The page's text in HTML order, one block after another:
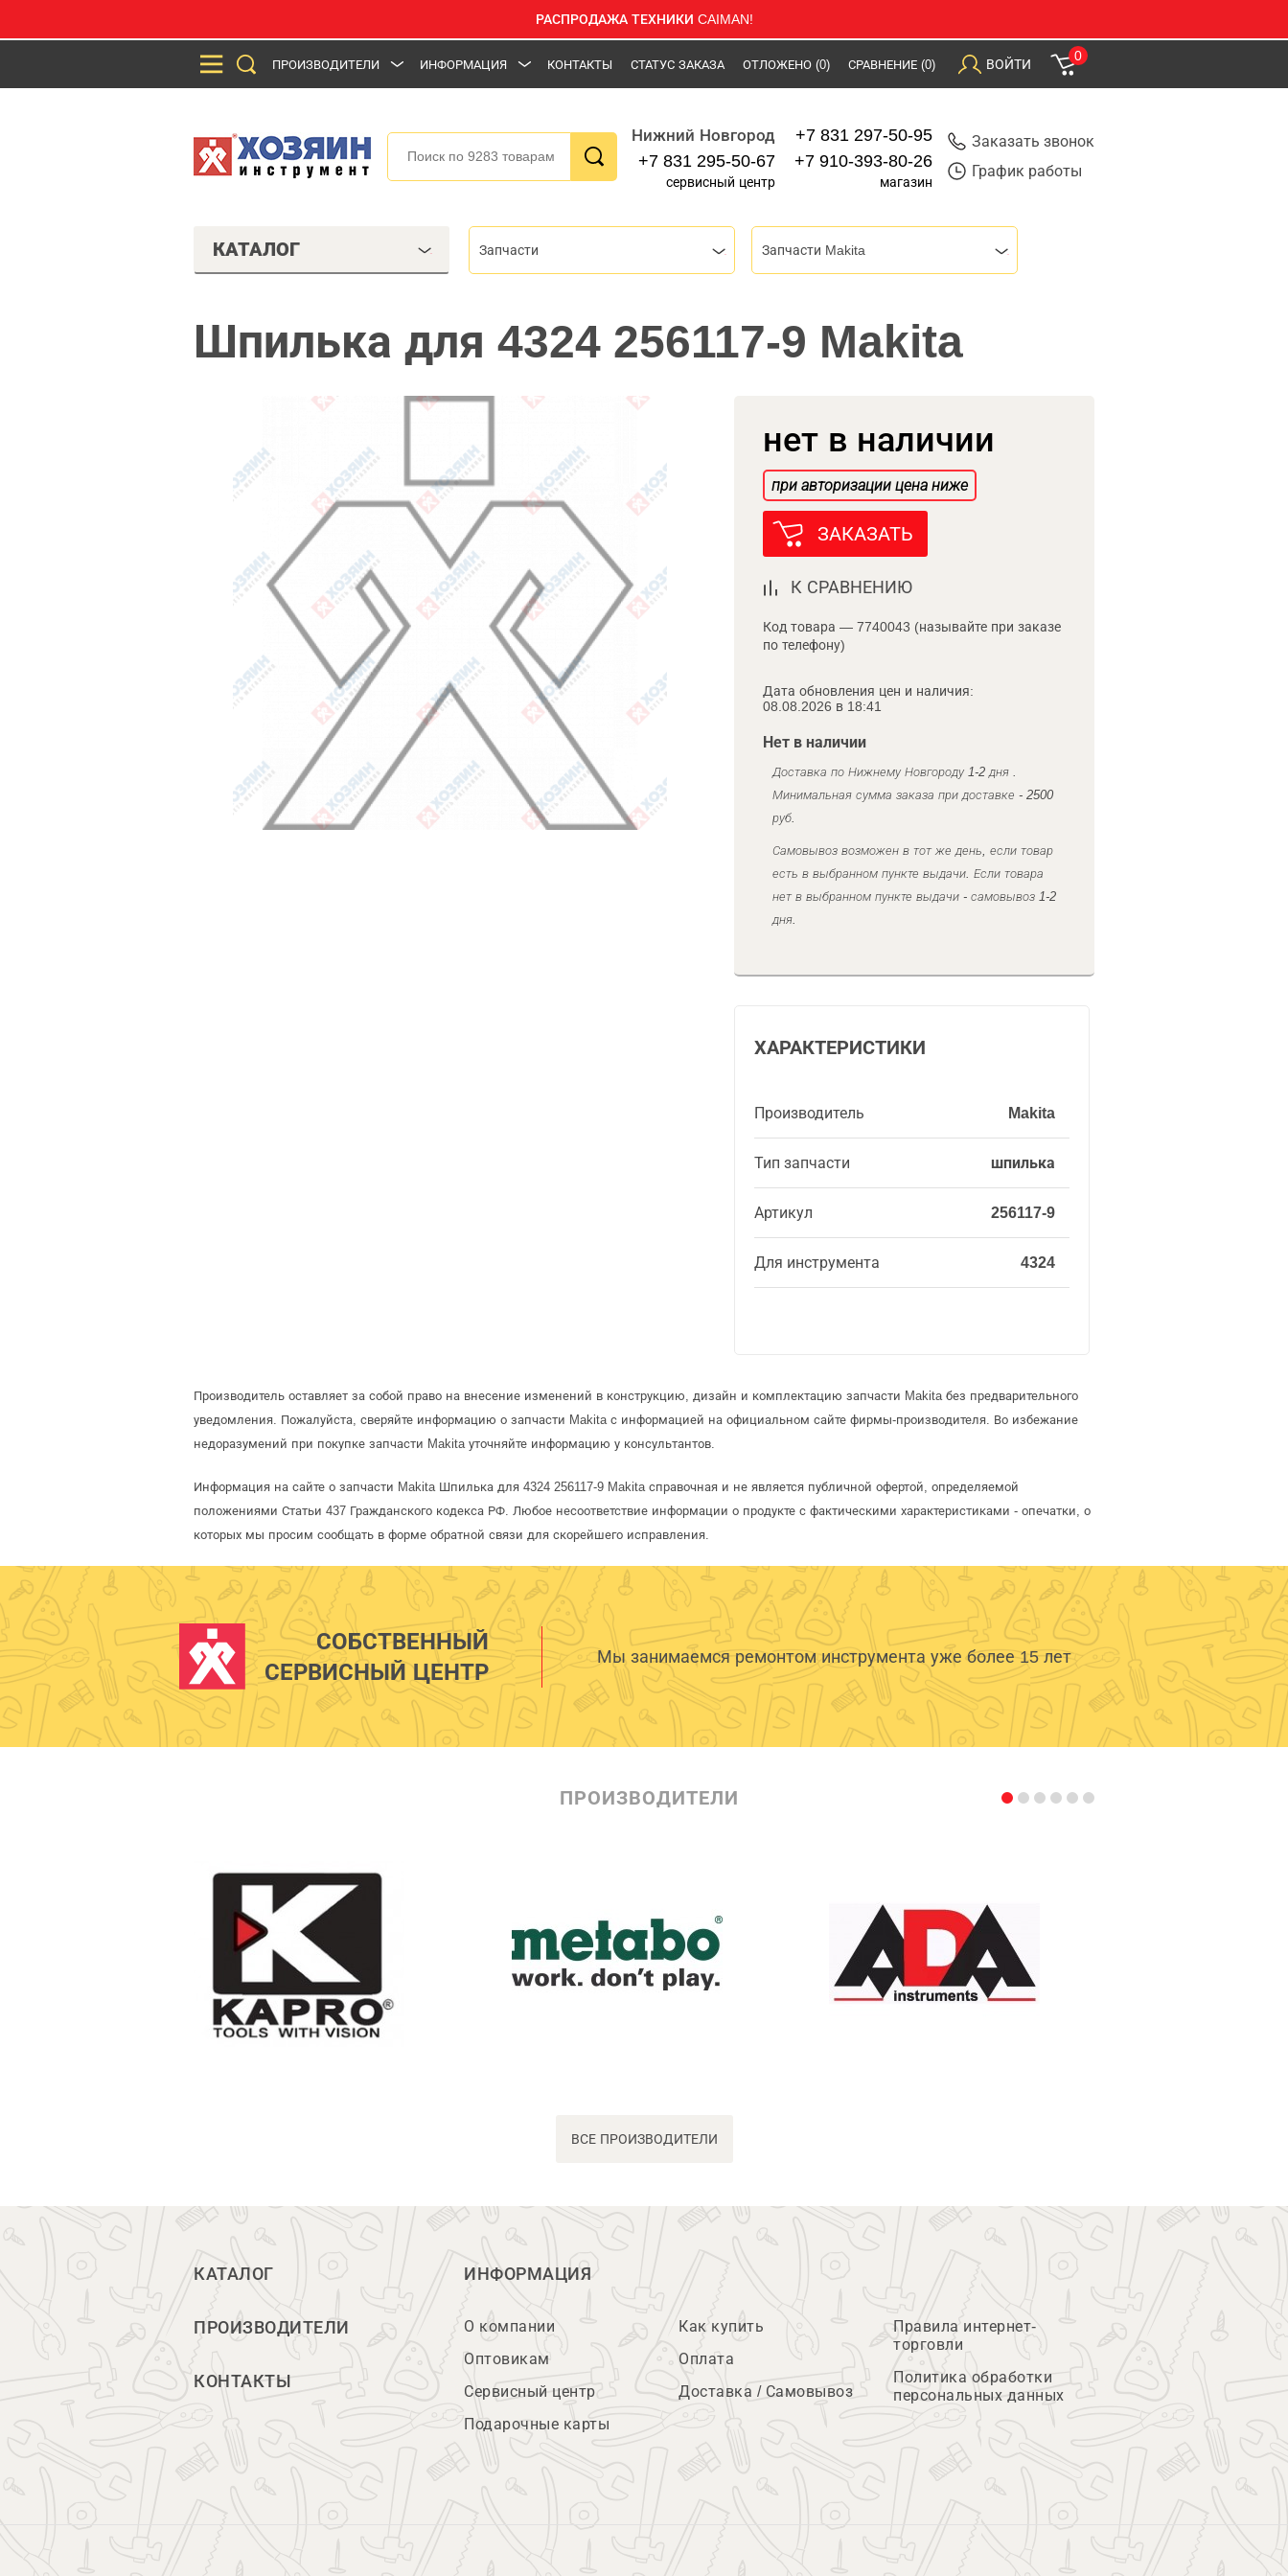
РАСПРОДАЖА ТЕХНИКИ CAIMAN!
ПРОИЗВОДИТЕЛИ ИНФОРМАЦИЯ КОНТАКТЫ СТАТУС ЗАКАЗА ОТЛОЖЕНО (0) СРАВНЕНИЕ (0) ВОЙТИ
0
Нижний Новгород
+7 831 295-50-67
сервисный центр
+7 831 297-50-95
+7 910-393-80-26
магазин
Заказать звонок
График работы
КАТАЛОГ Запчасти Запчасти Makita
Шпилька для 4324 256117-9 Makita
нет в наличии
при авторизации цена ниже
ЗАКАЗАТЬ
К СРАВНЕНИЮ
Код товара — 7740043 (называйте при заказе
по телефону)
Дата обновления цен и наличия:
08.08.2026 в 18:41
Нет в наличии
Доставка по Нижнему Новгороду 1-2 дня .
Минимальная сумма заказа при доставке - 2500
руб.
Самовывоз возможен в тот же день, если товар
есть в выбранном пункте выдачи. Если товара
нет в выбранном пункте выдачи - самовывоз 1-2
дня.
ХАРАКТЕРИСТИКИ
Производитель Makita
Тип запчасти шпилька
Артикул 256117-9
Для инструмента 4324
Производитель оставляет за собой право на внесение изменений в конструкцию, дизайн и комплектацию запчасти Makita без предварительного
уведомления. Пожалуйста, сверяйте информацию о запчасти Makita с информацией на официальном сайте фирмы-производителя. Во избежание
недоразумений при покупке запчасти Makita уточняйте информацию у консультантов.
Информация на сайте о запчасти Makita Шпилька для 4324 256117-9 Makita справочная и не является публичной офертой, определяемой
положениями Статьи 437 Гражданского кодекса РФ. Любое несоответствие информации о продукте с фактическими характеристиками - опечатки, о
которых мы просим сообщать в форме обратной связи для скорейшего исправления.
СОБСТВЕННЫЙ
СЕРВИСНЫЙ ЦЕНТР
Мы занимаемся ремонтом инструмента уже более 15 лет
ПРОИЗВОДИТЕЛИ
ВСЕ ПРОИЗВОДИТЕЛИ
КАТАЛОГ
ПРОИЗВОДИТЕЛИ
КОНТАКТЫ
ИНФОРМАЦИЯ
О компании
Оптовикам
Сервисный центр
Подарочные карты
Как купить
Оплата
Доставка / Самовывоз
Правила интернет-
торговли
Политика обработки
персональных данных